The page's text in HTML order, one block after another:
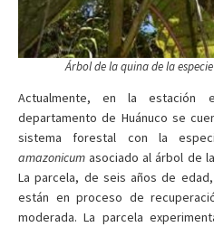
Árbol de la quina de la especie
Actualmente, en la estación
departamento de Huánuco se
sistema forestal con la
amazonicum asociado al árbol de
La parcela, de seis años de
están en proceso de
moderada. La parcela